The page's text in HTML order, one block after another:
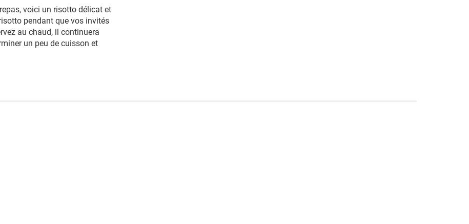
voici un risotto délicat et
pendant que vos invités
au chaud, il continuera
un peu de cuisson et